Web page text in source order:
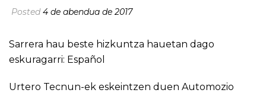
Posted4 de abendua de 2017
Sarrera hau beste hizkuntza hauetan dago
eskuragarri: Español
Urtero Tecnun-ek eskeintzen duen Automozio